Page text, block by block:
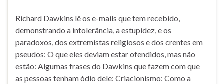
Richard Dawkins lê os e-mails que tem recebido,
demonstrando a intolerância, a estupidez, e os
paradoxos, dos extremistas religiosos e dos crentes em
pseudos: O que eles deviam estar ofendidos, mas não
estão: Algumas frases do Dawkins que fazem com que
as pessoas tenham ódio dele: Criacionismo: Como a